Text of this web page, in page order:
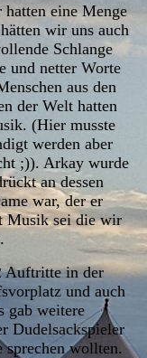
eine Menge
wir uns auch
Schlange
und netter Worte
aus den
der Welt hatten
(Hier musste
werden aber
;)). Arkay wurde
an dessen
war, der er
Musik sei die wir
Auftritte in der
und auch
gab weitere
Dudelsackspieler
sprechen wollten.